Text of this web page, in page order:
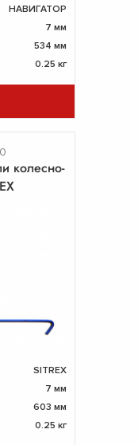
НАВИГАТОР
7 мм
534 мм
0.25 кг
колесно-
SITREX
7 мм
603 мм
0.25 кг